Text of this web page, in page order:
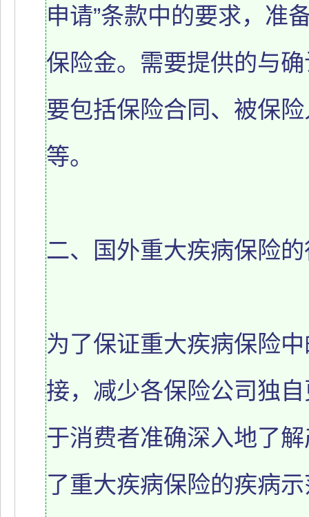
申请”条款中的要求，准
保险金。需要提供的与
要包括保险合同、被保
等。
二、国外重大疾病保险
为了保证重大疾病保险
接，减少各保险公司独
于消费者准确深入地了
了重大疾病保险的疾病